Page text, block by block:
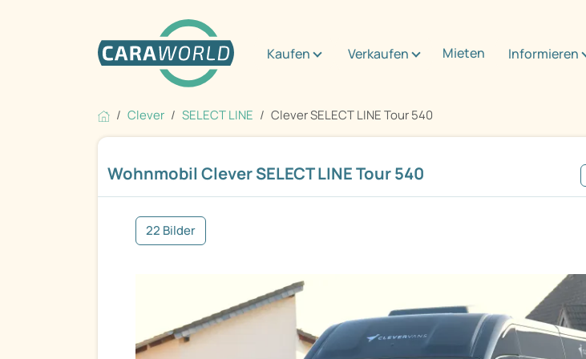
Kaufen Verkaufen Mieten Informieren
Clever SELECT LINE Clever SELECT LINE Tour 540
Wohnmobil Clever SELECT LINE Tour 540
22 Bilder